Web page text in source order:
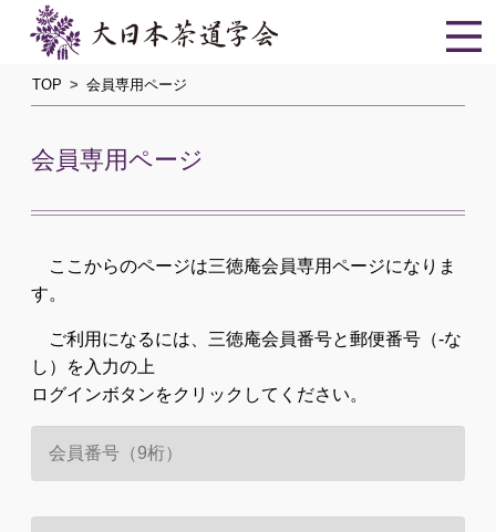
TOP 会員専用ページ
会員専用ページ
ここからのページは三徳庵会員専用ページになりま
す。
ご利用になるには、三徳庵会員番号と郵便番号（-な
し）を入力の上
ログインボタンをクリックしてください。